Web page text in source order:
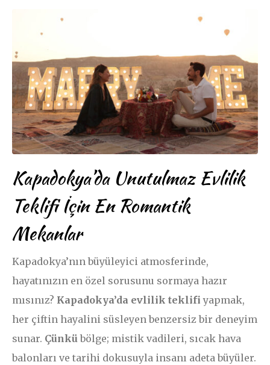
Kapadokya’da Unutulmaz Evlilik
Teklifi İçin En Romantik
Mekanlar
Kapadokya’nın büyüleyici atmosferinde,
hayatınızın en özel sorusunu sormaya hazır
mısınız? Kapadokya’da evlilik teklifi yapmak,
her çiftin hayalini süsleyen benzersiz bir deneyim
sunar. Çünkübölge; mistik vadileri, sıcak hava
balonları ve tarihi dokusuyla insanı adeta büyüler.